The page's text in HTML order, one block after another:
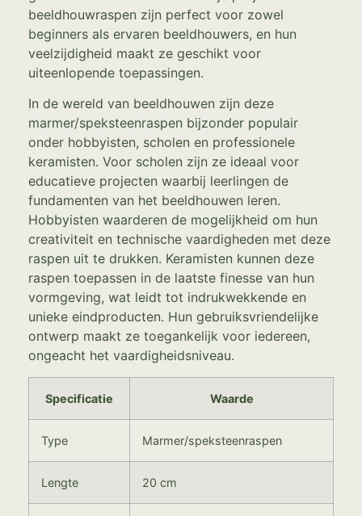
beeldhouwraspen zijn perfect voor zowel
beginners als ervaren beeldhouwers, en hun
veelzijdigheid maakt ze geschikt voor
uiteenlopende toepassingen.
In de wereld van beeldhouwen zijn deze
marmer/speksteenraspen bijzonder populair
onder hobbyisten, scholen en professionele
keramisten. Voor scholen zijn ze ideaal voor
educatieve projecten waarbij leerlingen de
fundamenten van het beeldhouwen leren.
Hobbyisten waarderen de mogelijkheid om hun
creativiteit en technische vaardigheden met deze
raspen uit te drukken. Keramisten kunnen deze
raspen toepassen in de laatste finesse van hun
vormgeving, wat leidt tot indrukwekkende en
unieke eindproducten. Hun gebruiksvriendelijke
ontwerp maakt ze toegankelijk voor iedereen,
ongeacht het vaardigheidsniveau.
Specificatie Waarde
Type Marmer/speksteenraspen
Lengte 20 cm